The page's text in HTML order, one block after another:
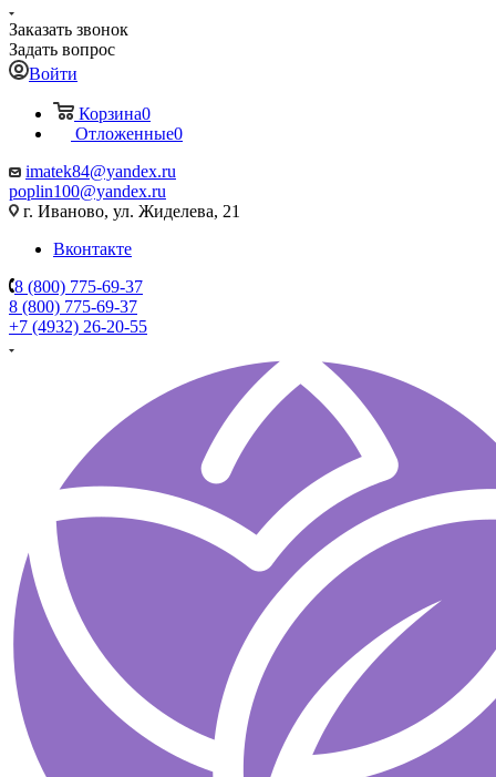
Заказать звонок
Задать вопрос
Войти
Корзина0
Отложенные0
imatek84@yandex.ru
poplin100@yandex.ru
г. Иваново, ул. Жиделева, 21
Вконтакте
8 (800) 775-69-37
8 (800) 775-69-37
+7 (4932) 26-20-55